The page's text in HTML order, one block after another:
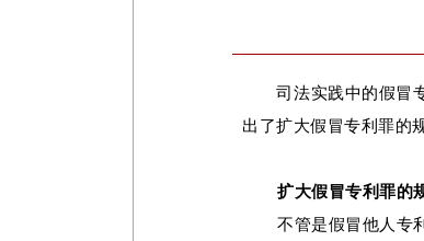
司法实践中的假冒
出了扩大假冒专利罪的
扩大假冒专利罪的
不管是假冒他人专